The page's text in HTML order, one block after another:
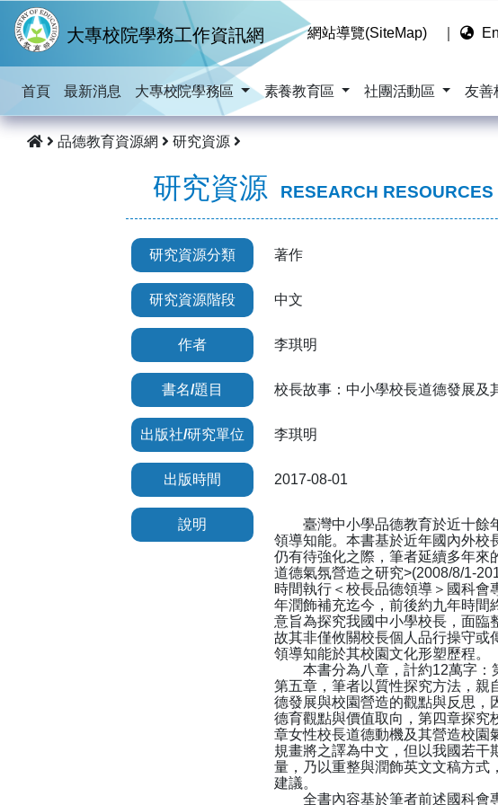
跳到主要內容
大專校院學務工作資訊網 網站導覽(SiteMap)
首頁 最新消息 大專校院學務區 素養教育區 社團活動區 友善
品德教育資源網 研究資源
研究資源 RESEARCH RESOURCES
研究資源分類 著作
研究資源階段 中文
作者 李琪明
書名/題目 校長故事：中小學校長道德發展及
出版社/研究單位 李琪明
出版時間 2017-08-01
說明
臺灣中小學品德教育於近十餘年
領導知能。本書基於近年國內外校
仍有待強化之際，筆者延續多年來
道德氣氛營造之研究>(2008/8/1-
時間執行＜校長品德領導＞國科會
年潤飾補充迄今，前後約九年時間
意旨為探究我國中小學校長，面臨
故其非僅攸關校長個人品行操守或
領導知能於其校園文化形塑歷程。
本書分為八章，計約12萬字：第
第五章，筆者以質性探究方法，親
德發展與校園營造的觀點與反思，
德育觀點與價值取向，第四章探究
章女性校長道德動機及其營造校園
規畫將之譯為中文，但以我國若
量，乃以重整與潤飾英文文稿方式
建議。
全書內容基於筆者前述國科會專